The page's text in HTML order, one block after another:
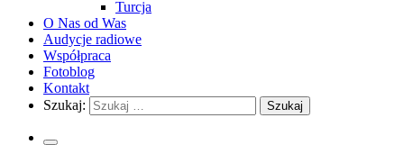
Turcja
O Nas od Was
Audycje radiowe
Współpraca
Fotoblog
Kontakt
Szukaj: